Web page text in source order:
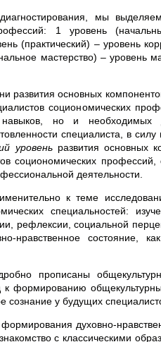
мы
1 уровень
(практический) – уровень
мастерство) – уровень
развития основных
социономических
но и необходимых
специалиста, в
уровеньразвития основных
социономических
деятельности.
к теме
специальностей:
рефлексии, социальной
нравственное состояние,
прописаны
формированию
сознание у будущих
духовно-
с классическими